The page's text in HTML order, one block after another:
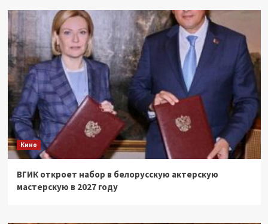
Кино
ВГИК откроет набор в белорусскую актерскую
мастерскую в 2027 году